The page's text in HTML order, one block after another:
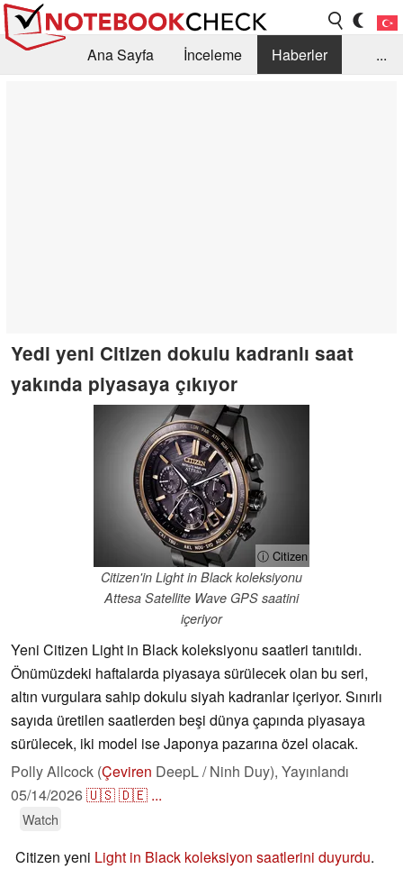
Ana Sayfa İnceleme
Haberler
...
Yedi yeni Citizen dokulu kadranlı saat
yakında piyasaya çıkıyor
ⓘ Citizen
Citizen'in Light in Black koleksiyonu
Attesa Satellite Wave GPS saatini
içeriyor
Yeni Citizen Light in Black koleksiyonu saatleri tanıtıldı.
Önümüzdeki haftalarda piyasaya sürülecek olan bu seri,
altın vurgulara sahip dokulu siyah kadranlar içeriyor. Sınırlı
sayıda üretilen saatlerden beşi dünya çapında piyasaya
sürülecek, iki model ise Japonya pazarına özel olacak.
Polly Allcock (Çeviren DeepL / Ninh Duy), Yayınlandı
05/14/2026🇺🇸🇩🇪 ...
Watch
Citizen yeni Light in Black koleksiyon saatlerini duyurdu.